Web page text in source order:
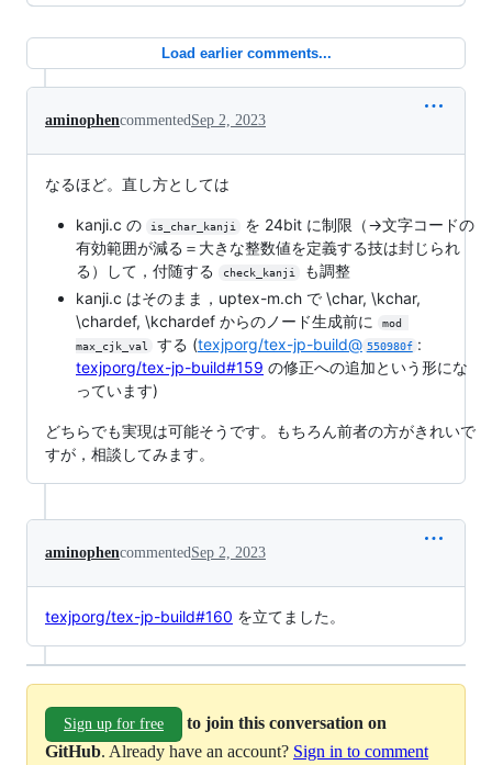
Load earlier comments...
aminophencommentedSep 2, 2023
なるほど。直し方としては
kanji.c の is_char_kanji
を 24bit に制限（→文字コードの
有効範囲が減る＝大きな整数値を定義する技は封じられ
る）して，付随する
check_kanji
も調整
kanji.c はそのまま，uptex-m.ch で \char, \kchar,
\chardef, \kchardef からのノード生成前に
mod
max_cjk_val
する (texjporg/tex-jp-build@ 550980f :
texjporg/tex-jp-build#159 の修正への追加という形にな
っています)
どちらでも実現は可能そうです。もちろん前者の方がきれいで
すが，相談してみます。
aminophencommentedSep 2, 2023
texjporg/tex-jp-build#160 を立てました。
Sign up for free
to join this conversation on
GitHub. Already have an account? Sign in to comment